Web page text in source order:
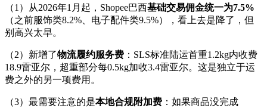
（1）从2026年1月起，Shopee巴西基础交易佣金统一为7.5%
（之前服饰类8.2%、电子配件类9.5%），看上去是降了，但
别高兴太早。
（2）新增了物流履约服务费 ：SLS标准陆运首重1.2kg内收费
18.9雷亚尔，超重部分每0.5kg加收3.4雷亚尔。这是独立于运
费之外的另一项费用。
（3）最需要注意的是本地合规附加费 ：如果商品没完成